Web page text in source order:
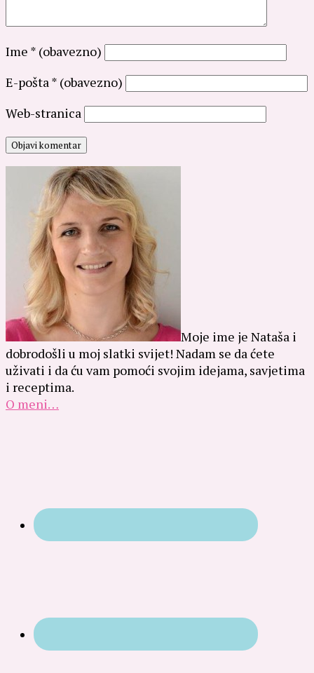
Ime * (obavezno)
E-pošta * (obavezno)
Web-stranica
Moje ime je Nataša i
dobrodošli u moj slatki svijet! Nadam se da ćete
uživati i da ću vam pomoći svojim idejama, savjetima
i receptima.
O meni…